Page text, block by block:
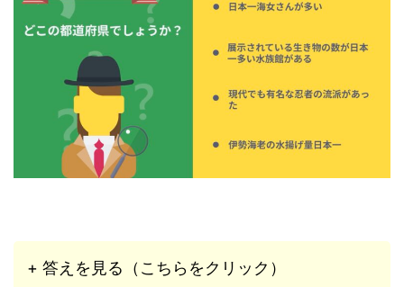
+ 答えを見る（こちらをクリック）